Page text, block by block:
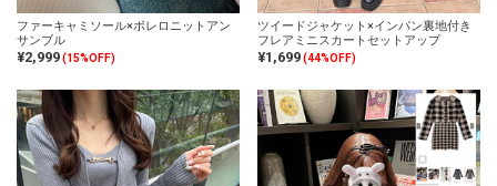
ファーキャミソール×ボレロニットアン
サンブル
¥2,999(15%OFF)
ツイードジャケット×インパン裏地付き
フレアミニスカートセットアップ
¥1,699(44%OFF)